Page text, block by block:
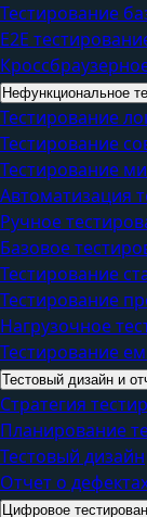
Тестирование
E2E
Нефункциональное
Тестирование
Тестирование
Тестирование
Автоматизация
Ручное
Базовое
Тестирование
Тестирование
Нагрузочное
Тестирование
Тестовый дизайн и
Стратегия
Планирование
Тестовый дизайн
Отчет о
Цифровое